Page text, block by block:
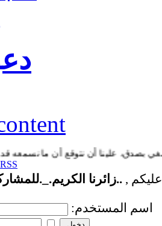
علينا أن نتوقع أن ما نسمعه قد
RSS
, ..زائرنا
اسم المستخدم: